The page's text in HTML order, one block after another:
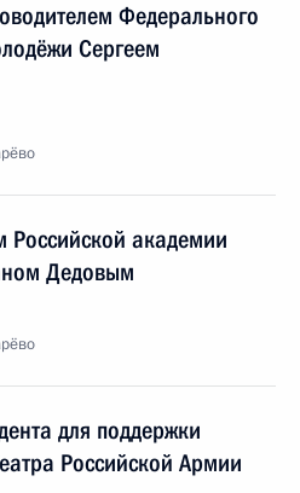
Федерального
Сергеем
Российской академии
Дедовым
для поддержки
Российской Армии